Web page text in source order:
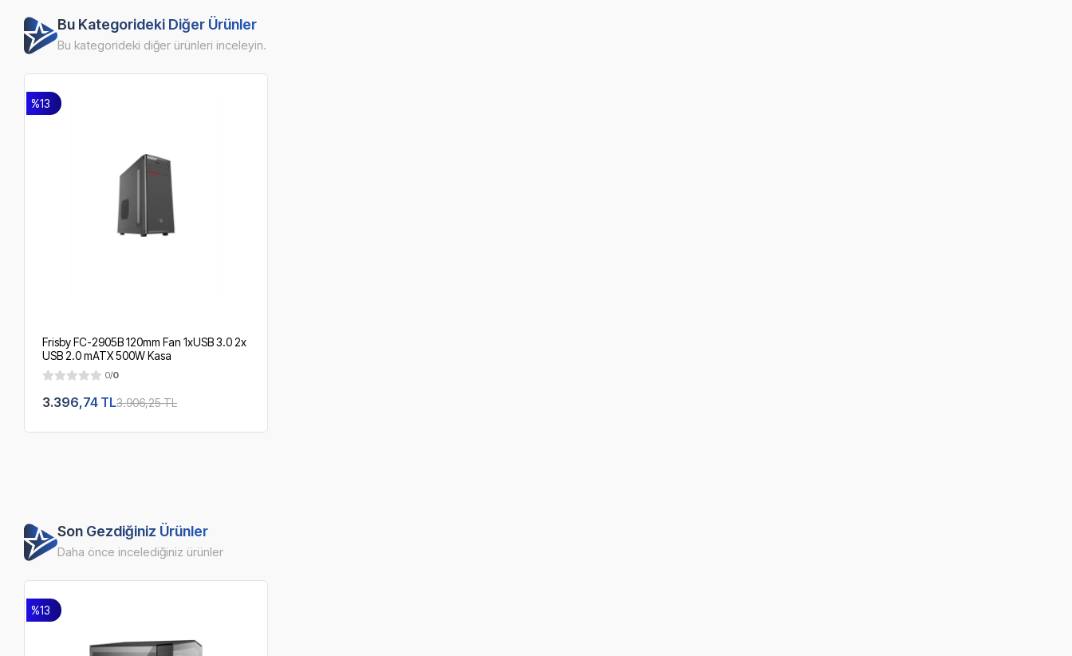
Bu Kategorideki Diğer Ürünler
Bu kategorideki diğer ürünleri inceleyin.
%13
Frisby FC-2905B 120mm Fan 1xUSB 3.0 2x
USB 2.0 mATX 500W Kasa
0/0
3.396,74 TL3.906,25 TL
Son Gezdiğiniz Ürünler
Daha önce incelediğiniz ürünler
%13